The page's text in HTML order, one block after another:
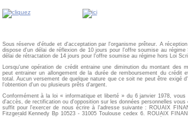
Sous réserve d'étude et d'acceptation par l'organisme prêteur. A
dispose d'un délai de réflexion de 10 jours pour l'offre soumise au régime
délai de rétractation de 14 jours pour l'offre soumise au régime hors Loi
Lorsqu'une opération de crédit entraine une diminution du montant des
peut entrainer un allongement de la durée de remboursement du crédit
total. Aucun versement de quelque nature que ce soit ne peut être exigé
l'obtention d'un ou plusieurs prêts d'argent.
Conformément à la loi « informatique et liberté » du 6 janvier 1978, vous
d'accès, de rectification ou d'opposition sur les données personnelles
suffit pour l'exercer de nous écrire à l'adresse suivante : ROUAIX
Fitzgerald Kennedy Bp 10523 - 31005 Toulouse cedex 6. ROUAIX